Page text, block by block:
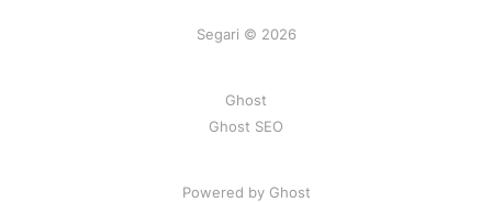
Segari © 2026
Ghost
Ghost SEO
Powered by Ghost